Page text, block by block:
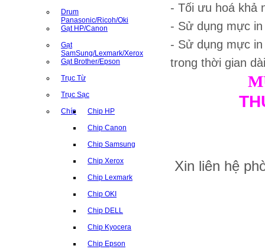
Drum
Panasonic/Ricoh/Oki
Gạt HP/Canon
Gạt
SamSung/Lexmark/Xerox
Gạt Brother/Epson
Trục Từ
Trục Sạc
Chíp Chip HP
Chip Canon
Chip Samsung
Chip Xerox
Chip Lexmark
Chip OKI
Chip DELL
Chip Kyocera
Chip Epson
- Tối ưu hoá khả
- Sử dụng mực
- Sử dụng mực
trong thời gian
Xin liên hệ